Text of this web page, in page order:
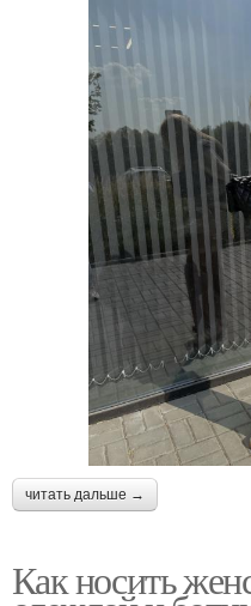
читать дальше →
Как носить